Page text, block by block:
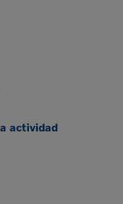
actividad